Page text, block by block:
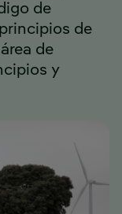
de
de
de
y